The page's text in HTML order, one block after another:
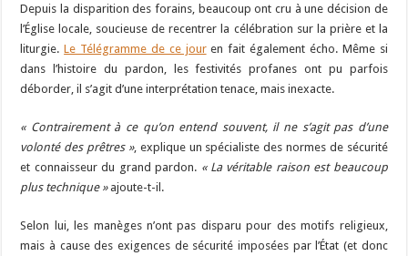
Depuis la disparition des forains, beaucoup ont cru à une décision de
l’Église locale, soucieuse de recentrer la célébration sur la prière et la
liturgie.Le Télégramme de ce jouren fait également écho. Même si
dans l’histoire du pardon, les festivités profanes ont pu parfois
déborder, il s’agit d’une interprétation tenace, mais inexacte.
« Contrairement à ce qu’on entend souvent, il ne s’agit pas d’une
volonté des prêtres », explique un spécialiste des normes de sécurité
et connaisseur du grand pardon. « La véritable raison est beaucoup
plus technique »ajoute-t-il.
Selon lui, les manèges n’ont pas disparu pour des motifs religieux,
mais à cause des exigences de sécurité imposées par l’État (et donc